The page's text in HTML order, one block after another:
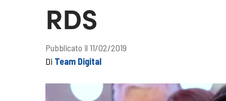
RDS
Pubblicato il 11/02/2019
Di Team Digital